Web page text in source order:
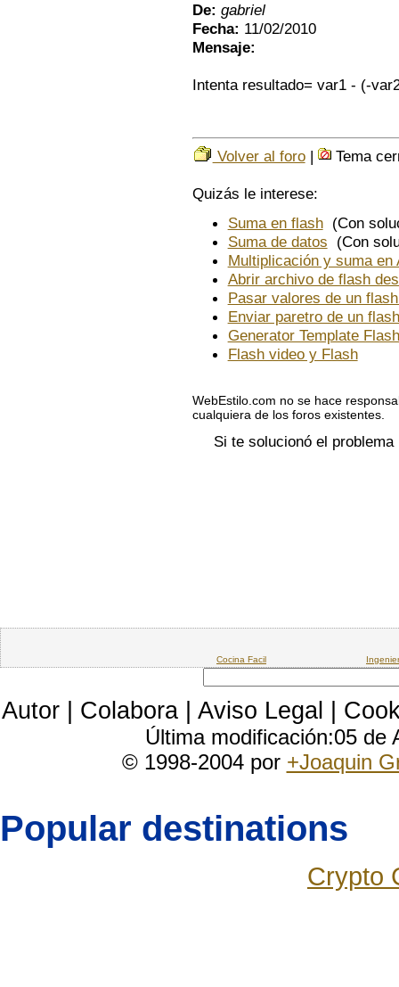
De: gabriel
Fecha: 11/02/2010
Mensaje:
Intenta resultado= var1 - (-
Volver al foro| Tema
Quizás le interese:
Suma en flash(Con
Suma de datos (Con
Multiplicación y suma en
Abrir archivo de flash
Pasar valores de un
Enviar paretro de un
Generator Template
Flash video y Flash
WebEstilo.com no se hace
cualquiera de los foros existentes.
Si te solucionó el problema
Cocina Facil
Autor Colabora Aviso Legal
Última modificación:05
© 1998-2004 por +Joaquin
Popular destinations
Crypto